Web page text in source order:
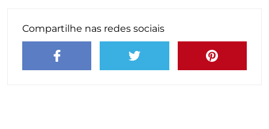
Compartilhe nas redes sociais